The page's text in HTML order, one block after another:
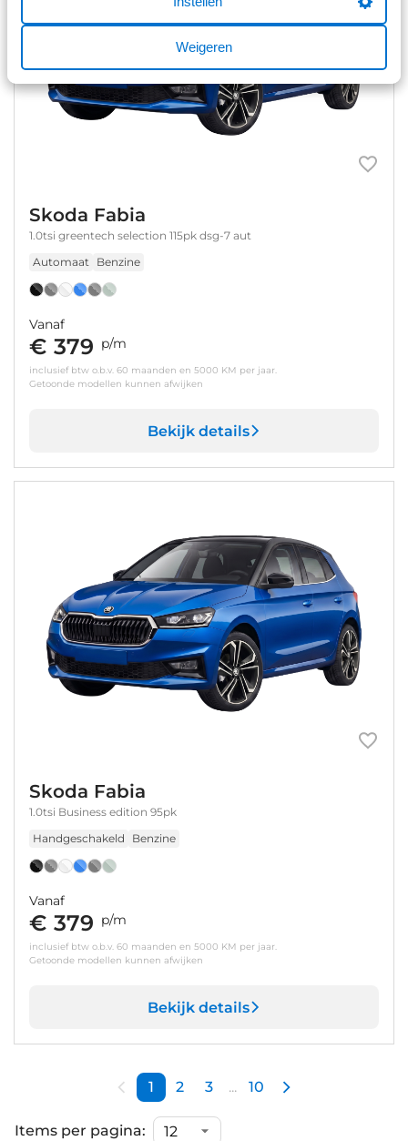
Weigeren
Skoda Fabia
1.0tsi greentech selection 115pk dsg-7 aut
Automaat Benzine
Vanaf
€ 379 p/m
inclusief btw o.b.v. 60 maanden en 5000 KM per jaar.
Getoonde modellen kunnen afwijken
Bekijk details
Skoda Fabia
1.0tsi Business edition 95pk
Handgeschakeld
Benzine
Vanaf
€ 379 p/m
inclusief btw o.b.v. 60 maanden en 5000 KM per jaar.
Getoonde modellen kunnen afwijken
Bekijk details
1 2 3 ... 10
Items per pagina: